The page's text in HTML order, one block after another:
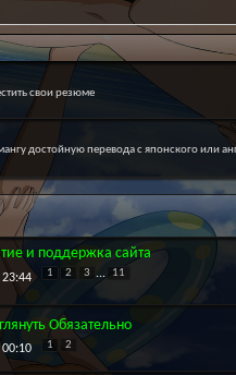
свои резюме
достойную перевода с японского или
и поддержка сайта
23:44 1 2 3 ... 11
Обязательно
1 2